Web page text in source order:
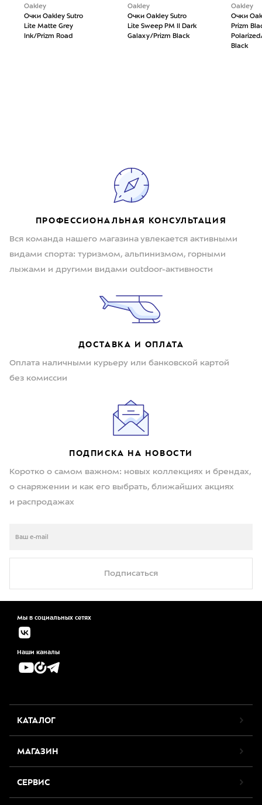
Oakley
Очки Oakley Sutro
Lite Matte Grey
Ink/Prizm Road
Oakley
Очки Oakley Sutro
Lite Sweep PM II Dark
Galaxy/Prizm Black
Oakley
Очки
Prizm
Black
ПРОФЕССИОНАЛЬНАЯ КОНСУЛЬТАЦИЯ
Вся команда нашего магазина увлекается активными
видами спорта: туризмом, альпинизмом, горными
лыжами и другими видами outdoor-активности
ДОСТАВКА И ОПЛАТА
Оплата наличными курьеру или банковской картой
без комиссии
ПОДПИСКА НА НОВОСТИ
Коротко о самом важном: новых коллекциях и брендах,
о снаряжении и как его выбрать, ближайших акциях
и распродажах
Подписаться
Мы в социальных сетях
Наши каналы
КАТАЛОГ
МАГАЗИН
СЕРВИС